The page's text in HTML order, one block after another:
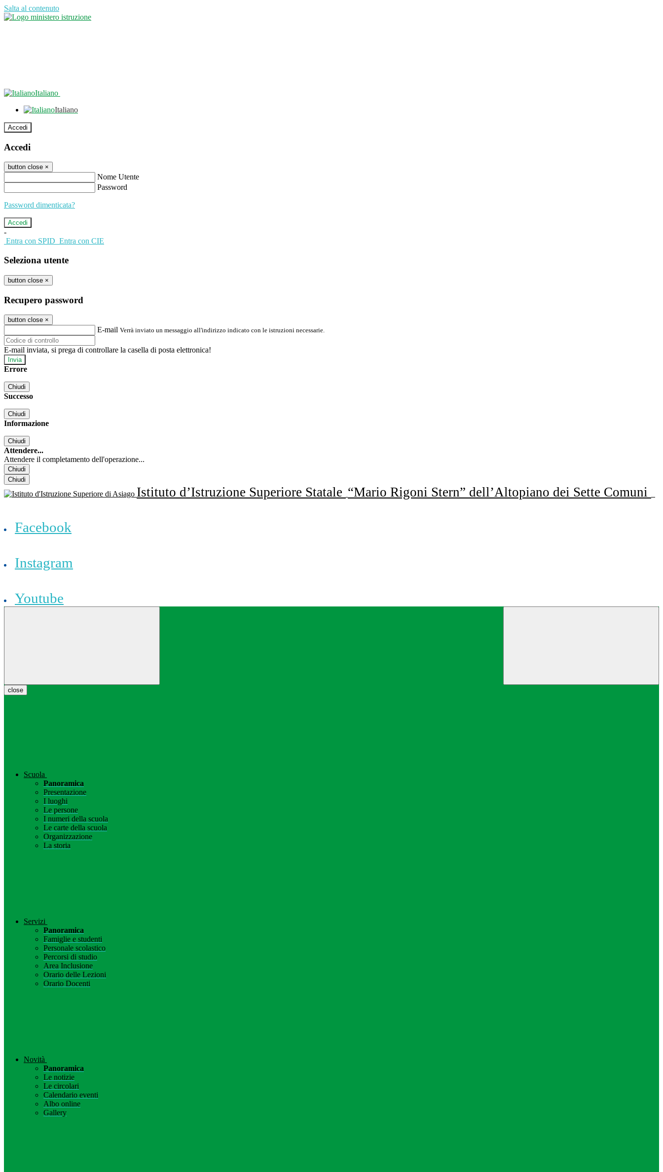
Salta al contenuto
Italiano
Italiano
Accedi
Accedi
button close ×
Nome Utente
Password
Password dimenticata?
-
Entra con SPID Entra con CIE
Seleziona utente
button close ×
Recupero password
button close ×
E-mail Verrà inviato un messaggio all'indirizzo indicato con le istruzioni necessarie.
E-mail inviata, si prega di controllare la casella di posta elettronica!
Errore
Chiudi
Successo
Chiudi
Informazione
Chiudi
Attendere...
Attendere il completamento dell'operazione...
Chiudi
Chiudi
Istituto d’Istruzione Superiore Statale “Mario Rigoni Stern” dell’Altopiano dei Sette Comuni
Facebook
Instagram
Youtube
close
Scuola
Panoramica
Presentazione
I luoghi
Le persone
I numeri della scuola
Le carte della scuola
Organizzazione
La storia
Servizi
Panoramica
Famiglie e studenti
Personale scolastico
Percorsi di studio
Area Inclusione
Orario delle Lezioni
Orario Docenti
Novità
Panoramica
Le notizie
Le circolari
Calendario eventi
Albo online
Gallery